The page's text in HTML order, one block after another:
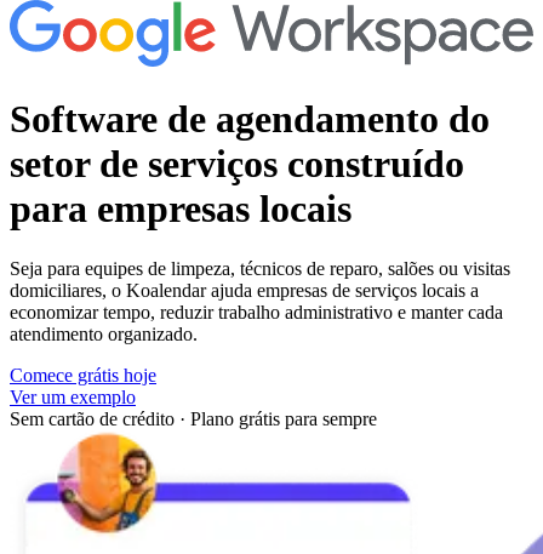
Software de agendamento do
setor de serviços construído
para empresas locais
Seja para equipes de limpeza, técnicos de reparo, salões ou visitas
domiciliares, o Koalendar ajuda empresas de serviços locais a
economizar tempo, reduzir trabalho administrativo e manter cada
atendimento organizado.
Comece grátis hoje
Ver um exemplo
Sem cartão de crédito · Plano grátis para sempre